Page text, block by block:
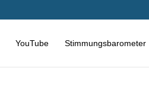
YouTube Stimmungsbarometer